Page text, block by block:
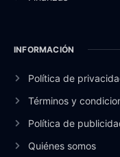
INFORMACIÓN
Política de
Términos y
Política de
Quiénes somos